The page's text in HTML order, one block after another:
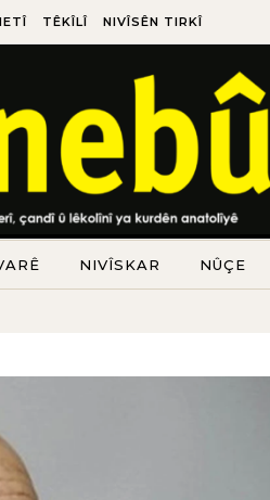
TÊKÎLÎ NIVÎSÊN TIRKÎ
NIVÎSKAR NÛÇE